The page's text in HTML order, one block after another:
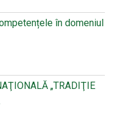
în domeniul
„TRADIŢIE